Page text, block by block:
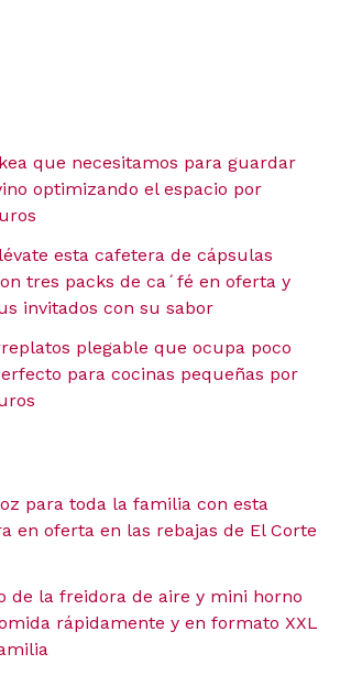
que necesitamos para guardar
optimizando el espacio por
esta cafetera de cápsulas
tres packs de ca´fé en oferta y
invitados con su sabor
plegable que ocupa poco
para cocinas pequeñas por
para toda la familia con esta
en oferta en las rebajas de El Corte
de la freidora de aire y mini horno
rápidamente y en formato XXL